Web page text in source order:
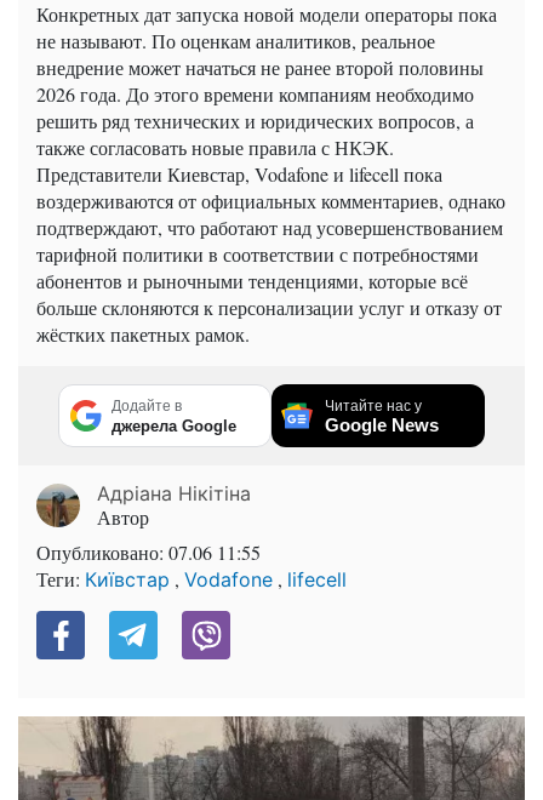
Конкретных дат запуска новой модели операторы пока
не называют. По оценкам аналитиков, реальное
внедрение может начаться не ранее второй половины
2026 года. До этого времени компаниям необходимо
решить ряд технических и юридических вопросов, а
также согласовать новые правила с НКЭК.
Представители Киевстар, Vodafone и lifecell пока
воздерживаются от официальных комментариев, однако
подтверждают, что работают над усовершенствованием
тарифной политики в соответствии с потребностями
абонентов и рыночными тенденциями, которые всё
больше склоняются к персонализации услуг и отказу от
жёстких пакетных рамок.
Додайте в
джерела Google
Читайте нас у
Google News
Адріана Нікітіна
Автор
Опубликовано: 07.06 11:55
Теги: Київстар , Vodafone , lifecell